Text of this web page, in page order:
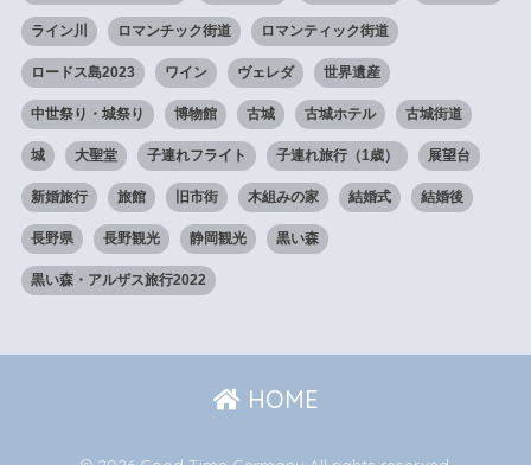
ライン川 ロマンチック街道 ロマンティック街道
ロードス島2023 ワイン ヴェレダ 世界遺産
中世祭り・城祭り 博物館 古城 古城ホテル 古城街道
城 大聖堂 子連れフライト 子連れ旅行（1歳） 展望台
新婚旅行 旅館 旧市街 木組みの家 結婚式 結婚後
長野県 長野観光 静岡観光 黒い森
黒い森・アルザス旅行2022
HOME